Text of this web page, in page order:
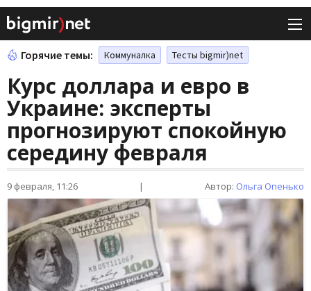
Горячие темы: Коммуналка Тесты bigmir)net
Курс доллара и евро в
Украине: эксперты
прогнозируют спокойную
середину февраля
9 февраля, 11:26 | Автор: Ольга Опенько